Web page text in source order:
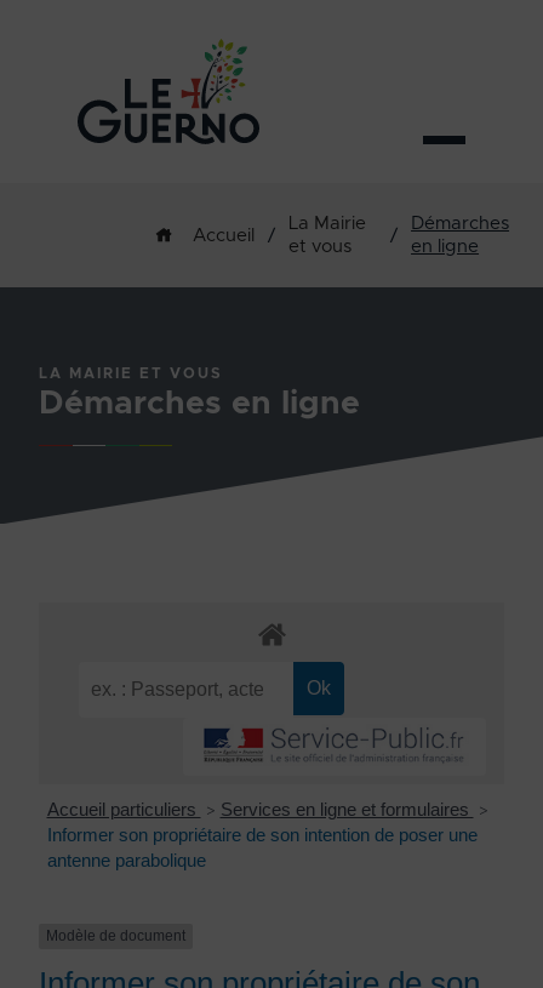
Accueil /
La Mairie
et vous
/
Démarches
en ligne
LA MAIRIE ET VOUS
Démarches en ligne
Accueil particuliers > Services en ligne et formulaires >
Informer son propriétaire de son intention de poser une
antenne parabolique
Modèle de document